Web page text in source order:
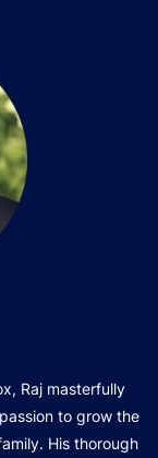
Raj masterfully
to grow the
His thorough